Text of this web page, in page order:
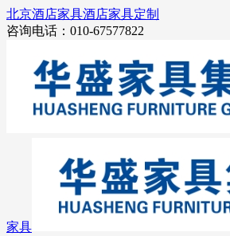
北京酒店家具酒店家具定制
咨询电话：010-67577822
家具